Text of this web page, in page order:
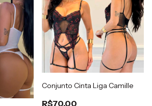
Conjunto Cinta Liga Camille
R$70,00